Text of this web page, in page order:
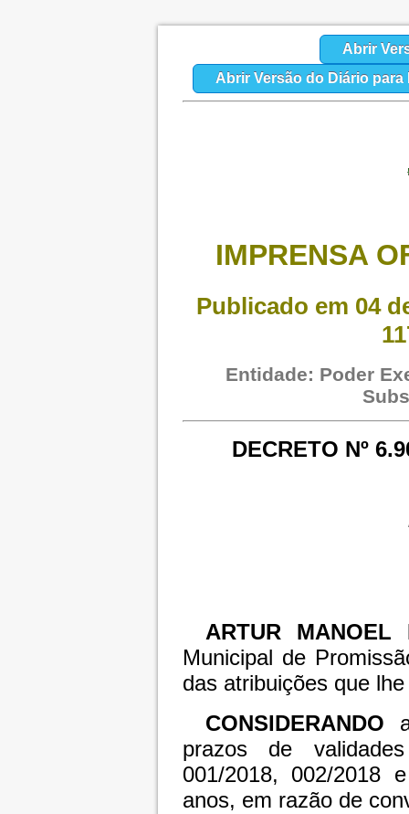
Abrir
Abrir Versão do Diário para
IMPRENSA
Publicado em 04
Entidade: Poder
DECRETO Nº
ARTUR MANOEL
Municipal de
das atribuições que
CONSIDERANDO
prazos de
001/2018, 002/2018
anos, em razão de